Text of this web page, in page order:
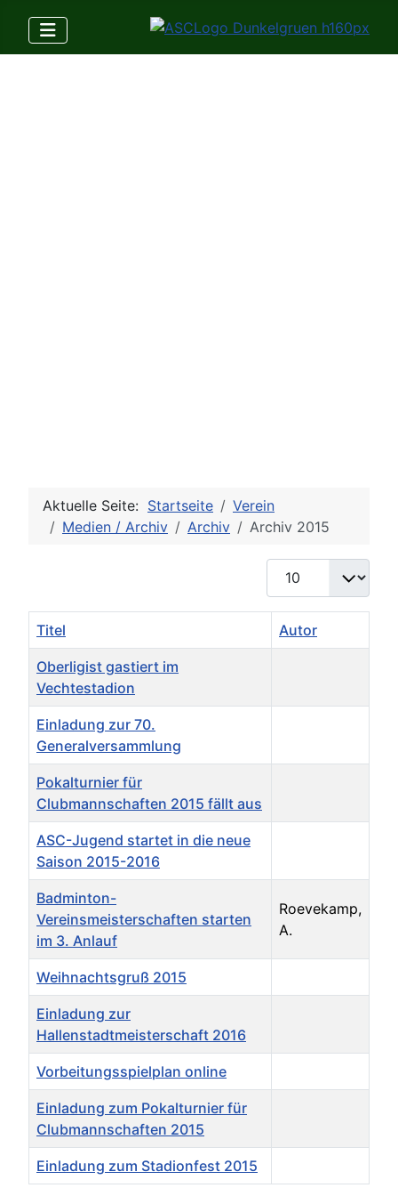
Aktuelle Seite: Startseite
Verein
Medien / Archiv
Archiv Archiv 2015
Anzeige #
Titel Autor
Oberligist gastiert im
Vechtestadion
Einladung zur 70.
Generalversammlung
Pokalturnier für
Clubmannschaften 2015 fällt aus
ASC-Jugend startet in die neue
Saison 2015-2016
Badminton-
Vereinsmeisterschaften starten
im 3. Anlauf
Roevekamp,
A.
Weihnachtsgruß 2015
Einladung zur
Hallenstadtmeisterschaft 2016
Vorbeitungsspielplan online
Einladung zum Pokalturnier für
Clubmannschaften 2015
Einladung zum Stadionfest 2015